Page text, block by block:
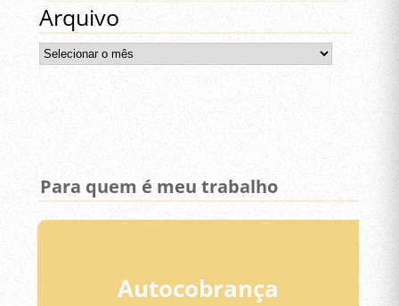
Arquivo
Arquivo
Para quem é meu trabalho
Autocobrança